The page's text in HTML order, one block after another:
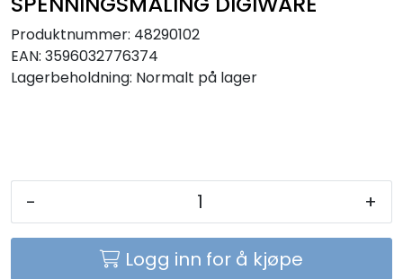
Produktnummer: 48290102
EAN: 3596032776374
Lagerbeholdning: Normalt på lager
- +
Logg inn for å kjøpe